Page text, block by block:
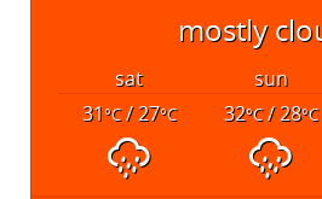
mostly
sat sun
31°C/ 27°C 32°C/ 28°C